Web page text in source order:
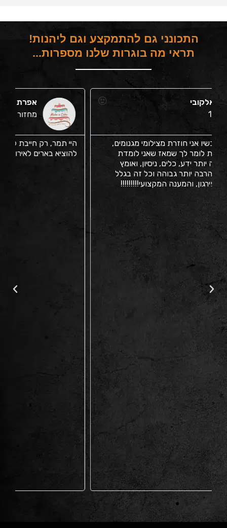
התכונני גם להתמקצע וגם ליהנות!
תראי מה בוגרות שלנו מספרות...
אפרת ביטון
היי תמר, רק חייבת להגיד לך שנהיה לי יותר ביטחון
להוציא בארים לאירועים, במיוחד בכמויות גדולות! אפרת